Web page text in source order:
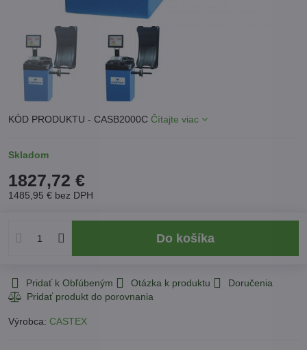
KÓD PRODUKTU - CASB2000C Čítajte viac
Skladom
1827,72 €
1485,95 € bez DPH
Do košíka
Pridať k Obľúbeným Otázka k produktu Doručenia
Výrobca: CASTEX